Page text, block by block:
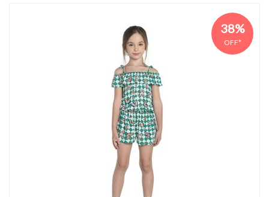
38%
OFF*